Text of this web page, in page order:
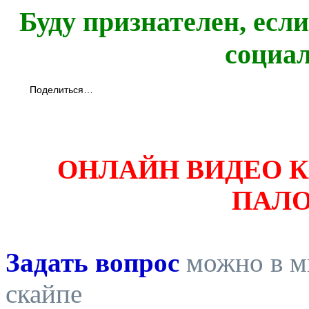
Буду признателен,
Поделиться…
ОНЛАЙН ВИДЕО
Задать вопрос можно в
скайпе